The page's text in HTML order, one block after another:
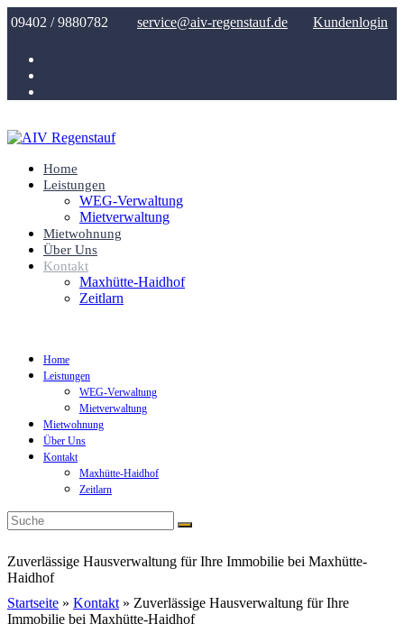
Zum
Inhalt
09402 / 9880782 service@aiv-regenstauf.de Kundenlogin
Home
Leistungen
WEG-Verwaltung
Mietverwaltung
Mietwohnung
Über Uns
Kontakt
Maxhütte-Haidhof
Zeitlarn
Home
Leistungen
WEG-Verwaltung
Mietverwaltung
Mietwohnung
Über Uns
Kontakt
Maxhütte-Haidhof
Zeitlarn
Zuverlässige Hausverwaltung für Ihre Immobilie bei Maxhütte-
Haidhof
Startseite » Kontakt» Zuverlässige Hausverwaltung für Ihre
Immobilie bei Maxhütte-Haidhof